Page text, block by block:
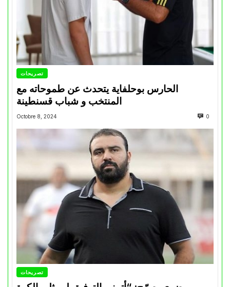
تصريحات
الحارس بوحلفاية يتحدث عن طموحاته مع
المنتخب و شباب قسنطينة
Octobre 8, 2024 0
تصريحات